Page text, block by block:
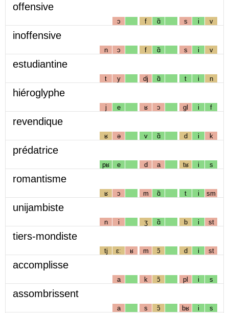
offensive
ɔ f ɑ̃ s i v
inoffensive
n ɔ f ɑ̃ s i v
estudiantine
t y dj ɑ̃ t i n
hiéroglyphe
j e ʁ ɔ gl i f
revendique
ʁ ə v ɑ̃ d i k
prédatrice
pʁ e d a tʁ i s
romantisme
ʁ ɔ m ɑ̃ t i sm
unijambiste
n i ʒ ɑ̃ b i st
tiers-mondiste
tj ɛː ʁ m ɔ̃ d i st
accomplisse
a k ɔ̃ pl i s
assombrissent
a s ɔ̃ bʁ i s